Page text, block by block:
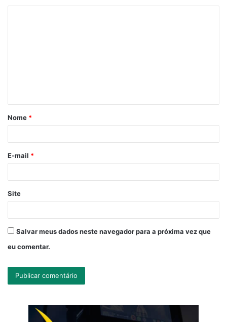
á
r
*
Nome *
E-mail *
Site
Salvar meus dados neste navegador para a próxima vez que
eu comentar.